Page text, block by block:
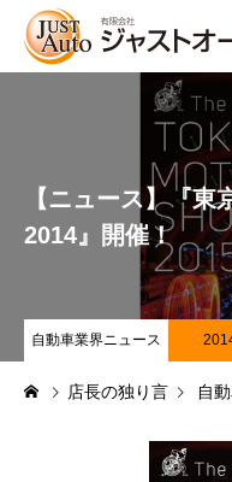
中古車・未使用車
JUジャナイト在庫情報
Gooネット在庫情報
カーセンサー在庫情報
【ニュース】『
2014』開催！
自動車業界ニュース
店長の独り言 自